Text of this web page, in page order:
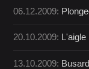
06.12.2009:
20.10.2009:
13.10.2009: